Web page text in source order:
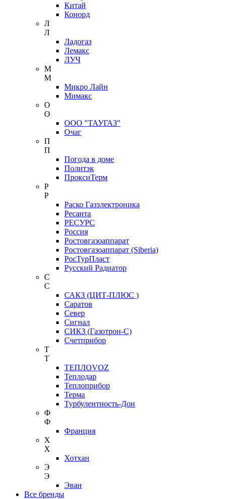
Китай
Конорд
Л
Л
Ладогаз
Лемакс
ЛУЧ
М
М
Микро Лайн
Мимакс
О
О
ООО "ТАУГАЗ"
Очаг
П
П
Погода в доме
Политэк
ПроксиТерм
Р
Р
Раско Газэлектроника
Ресанта
РЕСУРС
Россия
Ростовгазоаппарат
Ростовгазоаппарат (Siberia)
РосТурПласт
Русский Радиатор
С
С
САКЗ (ЦИТ-ПЛЮС )
Саратов
Север
Сигнал
СИКЗ (Газотрон-С)
Счетприбор
Т
Т
ТЕПЛОVOZ
Теплодар
Теплоприбор
Терма
Турбулентность-Дон
Ф
Ф
Франция
Х
Х
Хотхан
Э
Э
Эван
Все бренды